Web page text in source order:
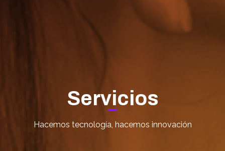
Servicios
Hacemos tecnología, hacemos innovación